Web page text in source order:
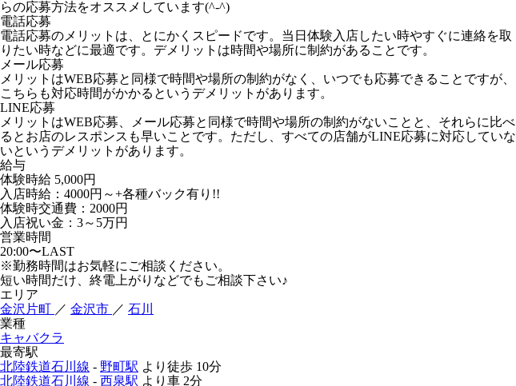
らの応募方法をオススメしています(^-^)
電話応募
電話応募のメリットは、とにかくスピードです。当日体験入店したい時やすぐに連絡を取
りたい時などに最適です。デメリットは時間や場所に制約があることです。
メール応募
メリットはWEB応募と同様で時間や場所の制約がなく、いつでも応募できることですが、
こちらも対応時間がかかるというデメリットがあります。
LINE応募
メリットはWEB応募、メール応募と同様で時間や場所の制約がないことと、それらに比べ
るとお店のレスポンスも早いことです。ただし、すべての店舗がLINE応募に対応していな
いというデメリットがあります。
給与
体験時給 5,000円
入店時給：4000円～+各種バック有り!!
体験時交通費：2000円
入店祝い金：3～5万円
営業時間
20:00〜LAST
※勤務時間はお気軽にご相談ください。
短い時間だけ、終電上がりなどでもご相談下さい♪
エリア
金沢片町 ／ 金沢市 ／ 石川
業種
キャバクラ
最寄駅
北陸鉄道石川線 - 野町駅 より徒歩 10分
北陸鉄道石川線 - 西泉駅 より車 2分